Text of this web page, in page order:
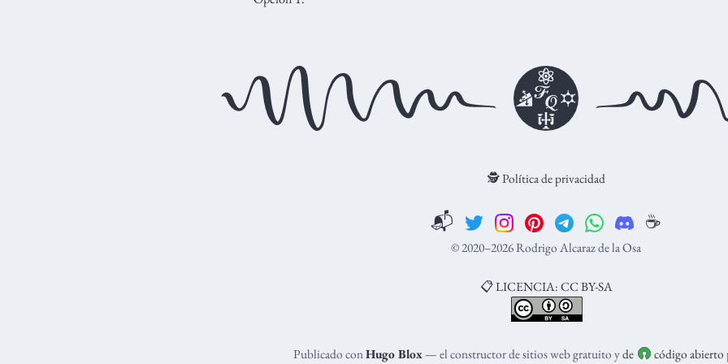
🕵️ Política de privacidad
📬 ☕️
© 2020–2026 Rodrigo Alcaraz de la Osa
📋 LICENCIA: CC BY-SA
Publicado conHugo Blox— el constructor de sitios web gratuito yde código abierto